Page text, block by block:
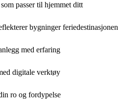
passer til hjemmet ditt
bygninger feriedestinasjonen
med erfaring
digitale verktøy
ro og fordypelse